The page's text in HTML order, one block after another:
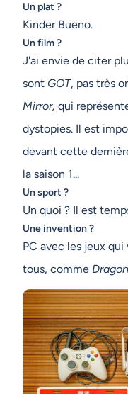
Un plat ?
Kinder Bueno.
Un film ?
J'ai envie de citer
sont GOT, pas très
Mirror, qui
dystopies. Il est
devant cette
la saison 1...
Un sport ?
Un quoi ? Il est
Une invention ?
PC avec les jeux
tous, comme